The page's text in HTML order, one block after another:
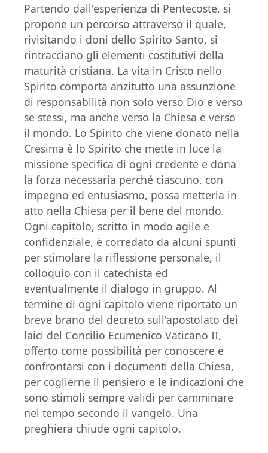
Partendo dall'esperienza di Pentecoste, si
propone un percorso attraverso il quale,
rivisitando i doni dello Spirito Santo, si
rintracciano gli elementi costitutivi della
maturità cristiana. La vita in Cristo nello
Spirito comporta anzitutto una assunzione
di responsabilità non solo verso Dio e verso
se stessi, ma anche verso la Chiesa e verso
il mondo. Lo Spirito che viene donato nella
Cresima è lo Spirito che mette in luce la
missione specifica di ogni credente e dona
la forza necessaria perché ciascuno, con
impegno ed entusiasmo, possa metterla in
atto nella Chiesa per il bene del mondo.
Ogni capitolo, scritto in modo agile e
confidenziale, è corredato da alcuni spunti
per stimolare la riflessione personale, il
colloquio con il catechista ed
eventualmente il dialogo in gruppo. Al
termine di ogni capitolo viene riportato un
breve brano del decreto sull'apostolato dei
laici del Concilio Ecumenico Vaticano II,
offerto come possibilità per conoscere e
confrontarsi con i documenti della Chiesa,
per coglierne il pensiero e le indicazioni che
sono stimoli sempre validi per camminare
nel tempo secondo il vangelo. Una
preghiera chiude ogni capitolo.